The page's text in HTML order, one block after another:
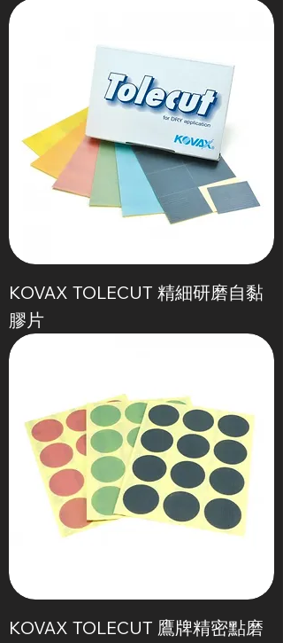
KOVAX TOLECUT 精細研磨自黏
膠片
KOVAX TOLECUT 鷹牌精密點磨